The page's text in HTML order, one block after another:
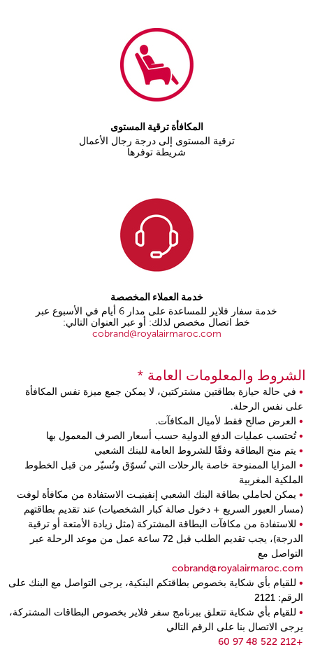
المكافأة ترقية المستوى
ترقية المستوى إلى درجة رجال الأعمال
شريطة توفرها
خدمة العملاء المخصصة
خدمة سفار فلاير للمساعدة على مدار 6 أيام في الأسبوع عبر
خط اتصال مخصص لذلك: أو عبر العنوان التالي:
cobrand@royalairmaroc.com
الشروط والمعلومات العامة *
في حالة حيازة بطاقتين مشتركتين، لا يمكن جمع ميزة نفس المكافأة
على نفس الرحلة.
العرض صالح فقط لأميال المكافآت.
تُحتسب عمليات الدفع الدولية حسب أسعار الصرف المعمول بها
يتم منح البطاقة وفقًا للشروط العامة للبنك الشعبي
المزايا الممنوحة خاصة بالرحلات التي تُسوّق وتُسيّر من قبل الخطوط
الملكية المغربية
يمكن لحاملي بطاقة البنك الشعبي إنفينيـت الاستفادة من مكافأة لوفت
(مسار العبور السريع + دخول صالة كبار الشخصيات) عند تقديم بطاقتهم
للاستفادة من مكافآت البطاقة المشتركة (مثل زيادة الأمتعة أو ترقية
الدرجة)، يجب تقديم الطلب قبل 72 ساعة عمل من موعد الرحلة عبر
التواصل مع
cobrand@royalairmaroc.com
للقيام بأي شكاية بخصوص بطاقتكم البنكية، يرجى التواصل مع البنك على
الرقم: 2121
للقيام بأي شكاية تتعلق ببرنامج سفر فلاير بخصوص البطاقات المشتركة،
يرجى الاتصال بنا على الرقم التالي
+212 522 48 97 60